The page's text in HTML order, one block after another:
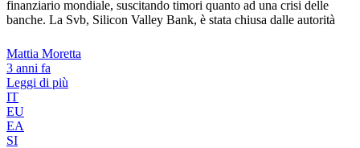
finanziario mondiale, suscitando timori quanto ad una crisi delle
banche. La Svb, Silicon Valley Bank, è stata chiusa dalle autorità
Mattia Moretta
3 anni fa
Leggi di più
IT
EU
EA
SI